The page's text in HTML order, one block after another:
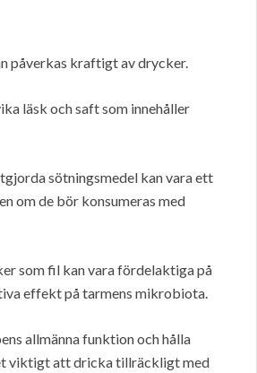
påverkas kraftigt av drycker.
läsk och saft som innehåller
sötningsmedel kan vara ett
om de bör konsumeras med
som fil kan vara fördelaktiga på
effekt på tarmens mikrobiota.
allmänna funktion och hålla
viktigt att dricka tillräckligt med